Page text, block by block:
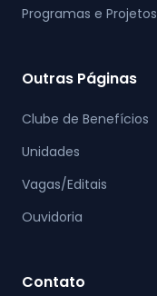
Programas e Projetos
Outras Páginas
Clube de Benefícios
Unidades
Vagas/Editais
Ouvidoria
Contato